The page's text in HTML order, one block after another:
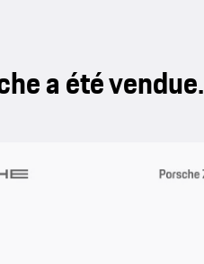
a été vendue.